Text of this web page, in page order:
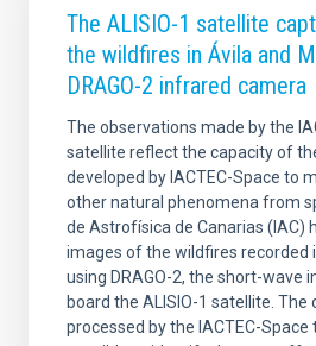
The ALISIO-1 satellite
the wildfires in Ávila and
DRAGO-2 infrared camera
The observations made by the
satellite reflect the capacity of
developed by IACTEC-Space to
other natural phenomena from
de Astrofísica de Canarias (IAC)
images of the wildfires recorded
using DRAGO-2, the short-wave
board the ALISIO-1 satellite. The
processed by the IACTEC-